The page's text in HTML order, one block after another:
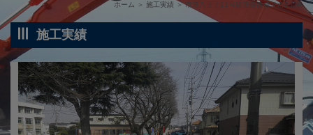
ホーム ＞ 施工実績 ＞ 市道八王子11号線道路改修その2工事
施工実績